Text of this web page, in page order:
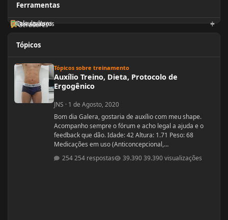
Ferramentas
Geradores
Orientadores
Calculadoras
Tópicos
Tópicos sobre treinamento
Auxílio Treino, Dieta, Protocolo de
Ergogênico
JNS · 1 de Agosto, 2020
Bom dia Galera, gostaria de auxílio com meu shape.
Acompanho sempre o fórum e acho legal a ajuda e o
feedback que dão. Idade: 42 Altura: 1.71 Peso: 68
Medicações em uso (Anticoncepcional,
antidepressivo,anti hipertensivo, etc...): nenhuma
Problemas de Saúde e história de cirurgias: nenhuma
254 respostas 39.390 visualizações